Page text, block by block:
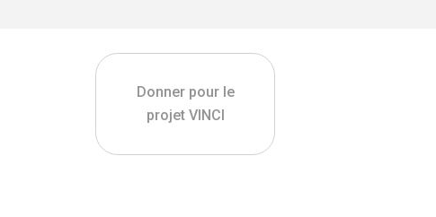
Donner pour le
projet VINCI